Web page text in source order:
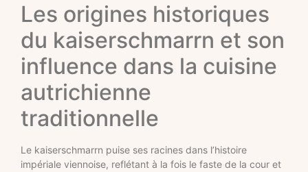
Les origines historiques
du kaiserschmarrn et son
influence dans la cuisine
autrichienne
traditionnelle
Le kaiserschmarrn puise ses racines dans l’histoire
impériale viennoise, reflétant à la fois le faste de la cour et